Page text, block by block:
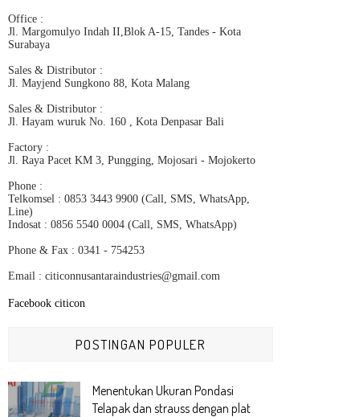
Office :
Jl. Margomulyo Indah II,Blok A-15, Tandes - Kota
Surabaya
Sales & Distributor :
Jl. Mayjend Sungkono 88, Kota Malang
Sales & Distributor :
Jl. Hayam wuruk No. 160 , Kota Denpasar Bali
Factory :
Jl. Raya Pacet KM 3, Pungging, Mojosari - Mojokerto
Phone :
Telkomsel : 0853 3443 9900 (Call, SMS, WhatsApp,
Line)
Indosat : 0856 5540 0004 (Call, SMS, WhatsApp)
Phone & Fax : 0341 - 754253
Email : citiconnusantaraindustries@gmail.com
Facebook citicon
POSTINGAN POPULER
Menentukan Ukuran Pondasi
Telapak dan strauss dengan plat